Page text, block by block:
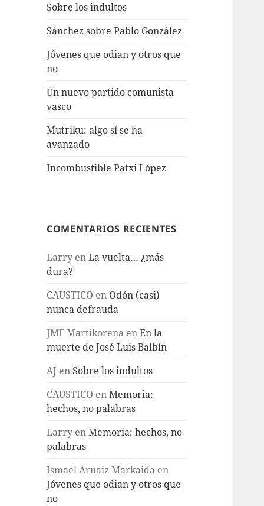
Sobre los indultos
Sánchez sobre Pablo González
Jóvenes que odian y otros que
no
Un nuevo partido comunista
vasco
Mutriku: algo sí se ha
avanzado
Incombustible Patxi López
COMENTARIOS RECIENTES
Larry enLa vuelta… ¿más
dura?
CAUSTICO en Odón (casi)
nunca defrauda
JMF Martikorena enEn la
muerte de José Luis Balbín
AJ en Sobre los indultos
CAUSTICO enMemoria:
hechos, no palabras
Larry enMemoria: hechos, no
palabras
Ismael Arnaiz Markaida en
Jóvenes que odian y otros que
no